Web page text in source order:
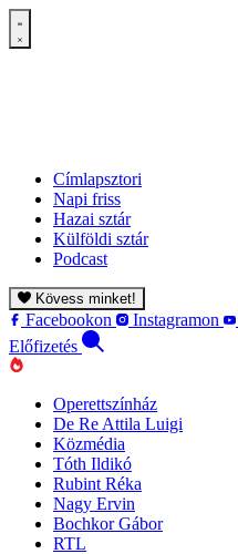
Címlapsztori
Napi friss
Hazai sztár
Külföldi sztár
Podcast
Kövess minket!
Facebookon Instagramon
Előfizetés
Operettszínház
De Re Attila Luigi
Közmédia
Tóth Ildikó
Rubint Réka
Nagy Ervin
Bochkor Gábor
RTL